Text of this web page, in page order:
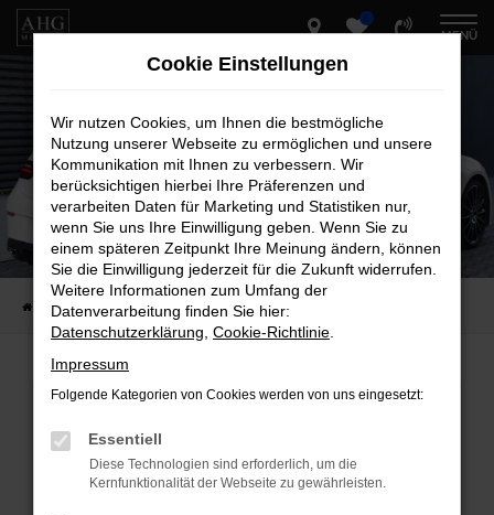
Zum
0
MENÜ
Startseite Fahrzeug-Showroom
Beim Laden ist ein Fehler aufgetreten.
Hier sind ein paar Tipps, die dir helfen können:
Cookie Einstellungen
Wir nutzen Cookies, um Ihnen die bestmögliche
Nutzung unserer Webseite zu ermöglichen und unsere
Kommunikation mit Ihnen zu verbessern. Wir
berücksichtigen hierbei Ihre Präferenzen und
verarbeiten Daten für Marketing und Statistiken nur,
wenn Sie uns Ihre Einwilligung geben. Wenn Sie zu
einem späteren Zeitpunkt Ihre Meinung ändern, können
Sie die Einwilligung jederzeit für die Zukunft widerrufen.
Weitere Informationen zum Umfang der
Datenverarbeitung finden Sie hier:
Datenschutzerklärung Cookie-Richtlinie
Impressum
Folgende Kategorien von Cookies werden von uns eingesetzt:
Essentiell
Diese Technologien sind erforderlich, um die
Kernfunktionalität der Webseite zu gewährleisten.